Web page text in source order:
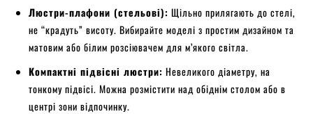
Люстри-плафони (стельові): Щільно прилягають до стелі,
не “крадуть” висоту. Вибирайте моделі з простим дизайном та
матовим або білим розсіювачем для м’якого світла.
Компактні підвісні люстри: Невеликого діаметру, на
тонкому підвісі. Можна розмістити над обіднім столом або в
центрі зони відпочинку.